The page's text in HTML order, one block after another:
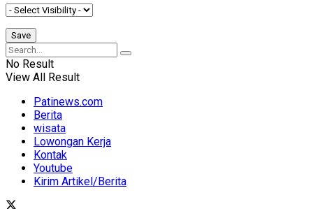
No Result
View All Result
Patinews.com
Berita
wisata
Lowongan Kerja
Kontak
Youtube
Kirim Artikel/Berita